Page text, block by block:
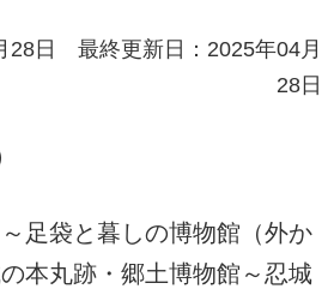
28日 最終更新日：2025年04月
28日
足袋と暮しの博物館（外か
本丸跡・郷土博物館～忍城